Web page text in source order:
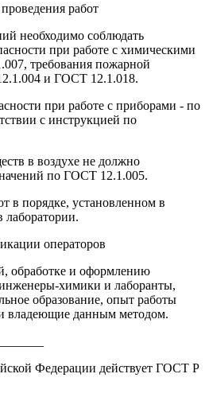
работ
необходимо соблюдать
при работе с химическими
требования пожарной
и ГОСТ 12.1.018.
при работе с приборами - по
с инструкцией по
в воздухе не должно
по ГОСТ 12.1.005.
в порядке, установленном в
лаборатории.
операторов
обработке и оформлению
инженеры-химики и лаборанты,
образование, опыт работы
владеющие данным методом.
Федерации действует ГОСТ Р